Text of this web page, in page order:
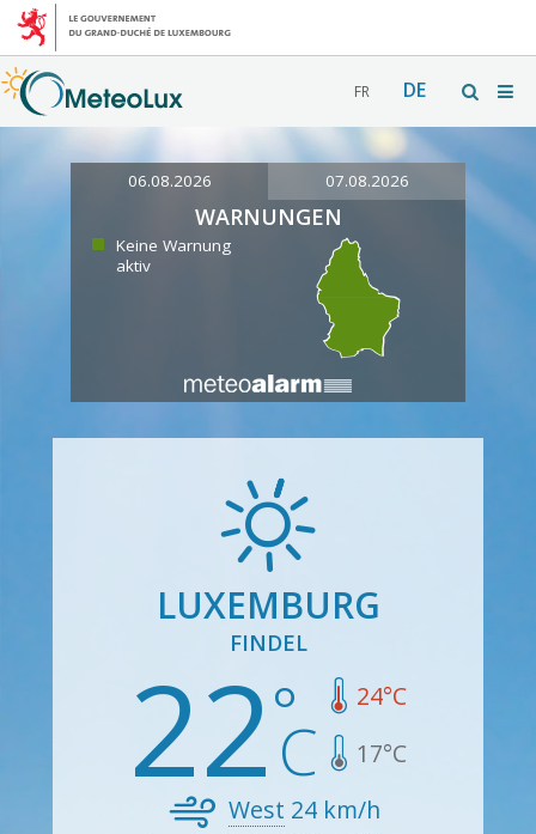
FR DE
06.08.2026 07.08.2026
WARNUNGEN
Keine Warnung
aktiv
LUXEMBURG
FINDEL
22 24°C
17°C
West 24 km/h